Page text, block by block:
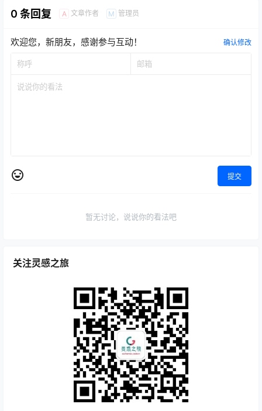
0 条回复 A 文章作者 M 管理员
欢迎您，新朋友，感谢参与互动！ 确认修改
提交
暂无讨论，说说你的看法吧
关注灵感之旅